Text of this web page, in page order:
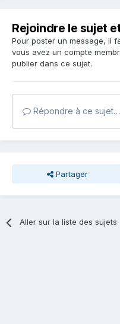
Rejoindre le sujet
Pour poster un message, il
vous avez un compte
publier dans ce sujet.
Répondre à ce sujet…
Partager
Aller sur la liste des sujets